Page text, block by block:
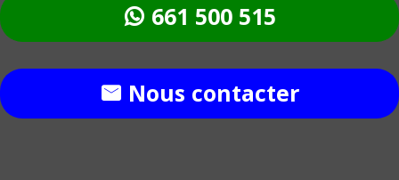
661 500 515
Nous contacter